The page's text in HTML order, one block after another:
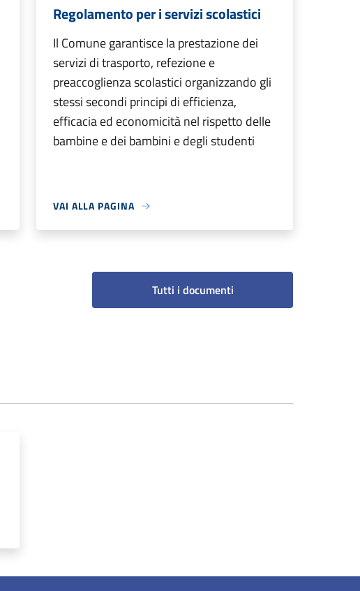
Regolamento per i servizi scolastici
Il Comune garantisce la prestazione dei
servizi di trasporto, refezione e
preaccoglienza scolastici organizzando gli
stessi secondi principi di efficienza,
efficacia ed economicità nel rispetto delle
bambine e dei bambini e degli studenti
VAI ALLA PAGINA
Tutti i documenti